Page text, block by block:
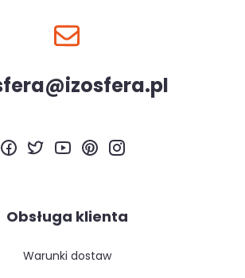
Obsługa klienta
warunki dostaw